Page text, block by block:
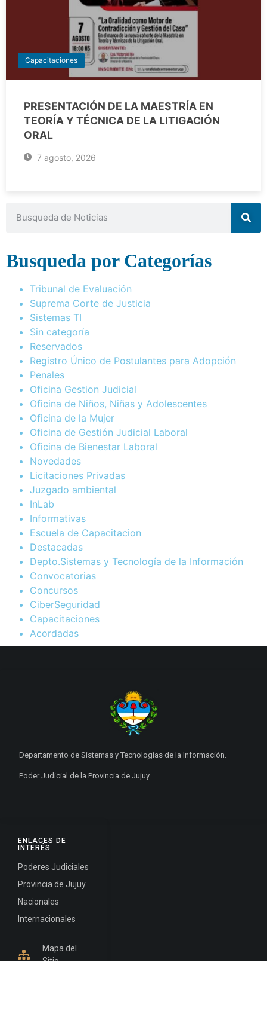
Capacitaciones
PRESENTACIÓN DE LA MAESTRÍA EN
TEORÍA Y TÉCNICA DE LA LITIGACIÓN
ORAL
7 agosto, 2026
Busqueda por Categorías
Tribunal de Evaluación
Suprema Corte de Justicia
Sistemas TI
Sin categoría
Reservados
Registro Único de Postulantes para Adopción
Penales
Oficina Gestion Judicial
Oficina de Niños, Niñas y Adolescentes
Oficina de la Mujer
Oficina de Gestión Judicial Laboral
Oficina de Bienestar Laboral
Novedades
Licitaciones Privadas
Juzgado ambiental
InLab
Informativas
Escuela de Capacitacion
Destacadas
Depto.Sistemas y Tecnología de la Información
Convocatorias
Concursos
CiberSeguridad
Capacitaciones
Acordadas
ENLACES DE
INTERÉS
Poderes Judiciales
Provincia de Jujuy
Nacionales
Internacionales
Mapa del
Sitio
Departamento de Sistemas y Tecnologías de la Información.
Poder Judicial de la Provincia de Jujuy